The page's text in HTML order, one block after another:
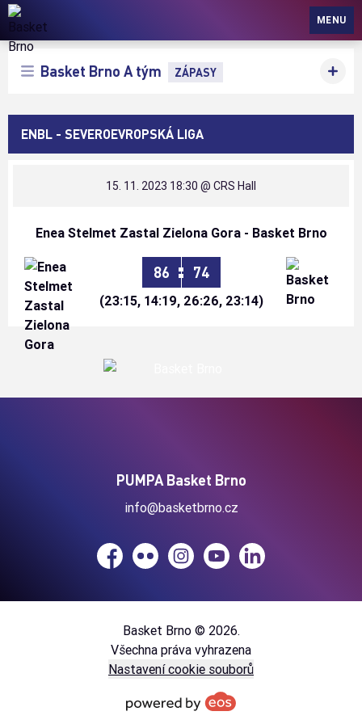
Basket Brno
MENU
Basket Brno A tým ZÁPASY
ENBL - SEVEROEVROPSKÁ LIGA
15. 11. 2023 18:30 @ CRS Hall
Enea Stelmet Zastal Zielona Gora - Basket Brno
86 : 74
(23:15, 14:19, 26:26, 23:14)
PUMPA Basket Brno
info@basketbrno.cz
Facebook
Flickr InstagramYouTubeLinkedIn
Basket Brno © 2026.
Všechna práva vyhrazena
Nastavení cookie souborů